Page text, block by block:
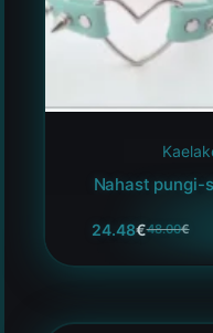
Nahast pungi-
48.00€
24.48€